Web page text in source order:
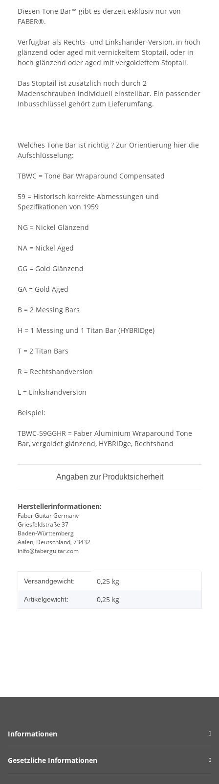
Diesen Tone Bar™ gibt es derzeit exklusiv nur von
FABER®.
Verfügbar als Rechts- und Linkshänder-Version, in hoch
glänzend oder aged mit vernickeltem Stoptail, oder in
hoch glänzend oder aged mit vergoldettem Stoptail.
Das Stoptail ist zusätzlich noch durch 2
Madenschrauben individuell einstellbar. Ein passender
Inbusschlüssel gehört zum Lieferumfang.
Welches Tone Bar ist richtig ? Zur Orientierung hier die
Aufschlüsselung:
TBWC = Tone Bar Wraparound Compensated
59 = Historisch korrekte Abmessungen und
Spezifikationen von 1959
NG = Nickel Glänzend
NA = Nickel Aged
GG = Gold Glänzend
GA = Gold Aged
B = 2 Messing Bars
H = 1 Messing und 1 Titan Bar (HYBRIDge)
T = 2 Titan Bars
R = Rechtshandversion
L = Linkshandversion
Beispiel:
TBWC-59GGHR = Faber Aluminium Wraparound Tone
Bar, vergoldet glänzend, HYBRIDge, Rechtshand
Angaben zur Produktsicherheit
Herstellerinformationen:
Faber Guitar Germany
Griesfeldstraße 37
Baden-Württemberg
Aalen, Deutschland, 73432
inifo@faberguitar.com
Produkteigenschaft
Wert
Versandgewicht: 0,25 kg
Artikelgewicht: 0,25 kg
Informationen
Gesetzliche Informationen